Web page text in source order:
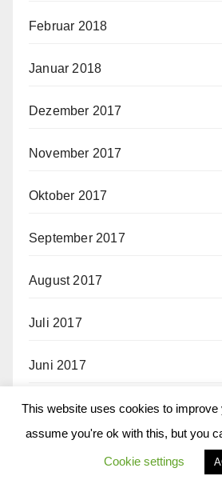
Februar 2018
Januar 2018
Dezember 2017
November 2017
Oktober 2017
September 2017
August 2017
Juli 2017
Juni 2017
Mai 2017
This website uses cookies to
assume you're ok with this, but you
Cookie settings